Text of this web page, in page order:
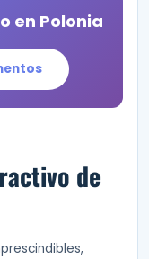
en Polonia
de